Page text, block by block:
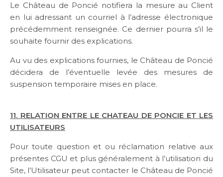
Le Château de Poncié notifiera la mesure au Client
en lui adressant un courriel à l’adresse électronique
précédemment renseignée. Ce dernier pourra s’il le
souhaite fournir des explications.
Au vu des explications fournies, le Château de Poncié
décidera de l’éventuelle levée des mesures de
suspension temporaire mises en place.
11. RELATION ENTRE LE CHATEAU DE PONCIE ET LES
UTILISATEURS
Pour toute question et ou réclamation relative aux
présentes CGU et plus généralement à l’utilisation du
Site, l’Utilisateur peut contacter le Château de Poncié